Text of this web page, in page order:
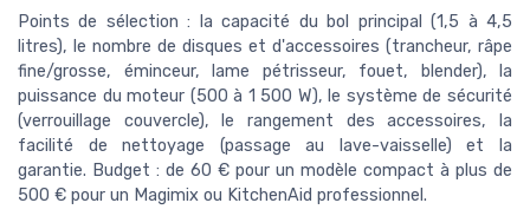
Points de sélection : la capacité du bol principal (1,5 à 4,5
litres), le nombre de disques et d'accessoires (trancheur, râpe
fine/grosse, éminceur, lame pétrisseur, fouet, blender), la
puissance du moteur (500 à 1 500 W), le système de sécurité
(verrouillage couvercle), le rangement des accessoires, la
facilité de nettoyage (passage au lave-vaisselle) et la
garantie. Budget : de 60 € pour un modèle compact à plus de
500 € pour un Magimix ou KitchenAid professionnel.